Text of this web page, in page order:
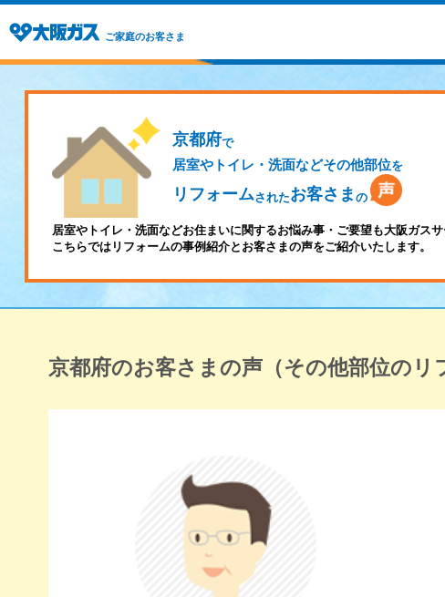
ご家庭のお客さま
京都府で
居室やトイレ・洗面などその他部位を
リフォームされたお客さま の
居室やトイレ・洗面などお住まいに関するお悩み事・ご要望も大阪ガス
こちらではリフォームの事例紹介とお客さまの声をご紹介いたします。
京都府のお客さまの声（その他部位のリ